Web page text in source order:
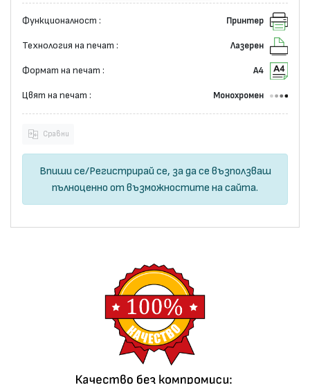
Функционалност : Принтер
Технология на печат : Лазерен
Формат на печат : А4
Цвят на печат : Монохромен
Сравни
Впиши се/Регистрирай се, за да се възползваш
пълноценно от възможностите на сайта.